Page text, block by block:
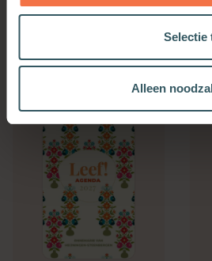
Selectie
Alleen
Bijbelse Dagkalender
Meer informatie